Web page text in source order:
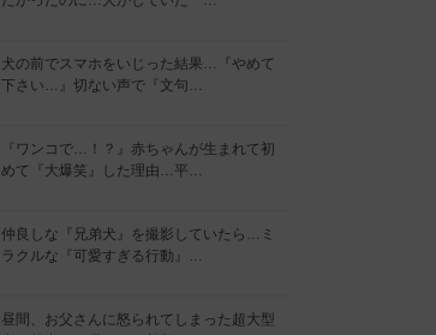
犬の前でスマホをいじった結果…『やめて
下さい…』切ない声で『文句…
『ワンコで…！？』赤ちゃんが生まれて初
めて『大爆笑』した理由…平…
仲良しな『兄弟犬』を撮影していたら…ミ
ラクルな『可愛すぎる行動』…
昼間、お父さんに怒られてしまった超大型